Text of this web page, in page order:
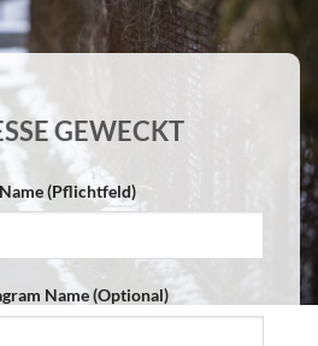
GEWECKT
(Pflichtfeld)
Name (Optional)